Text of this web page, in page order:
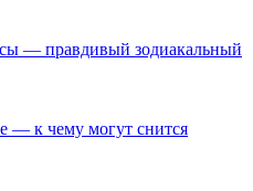
— правдивый зодиакальный
— к чему могут снится